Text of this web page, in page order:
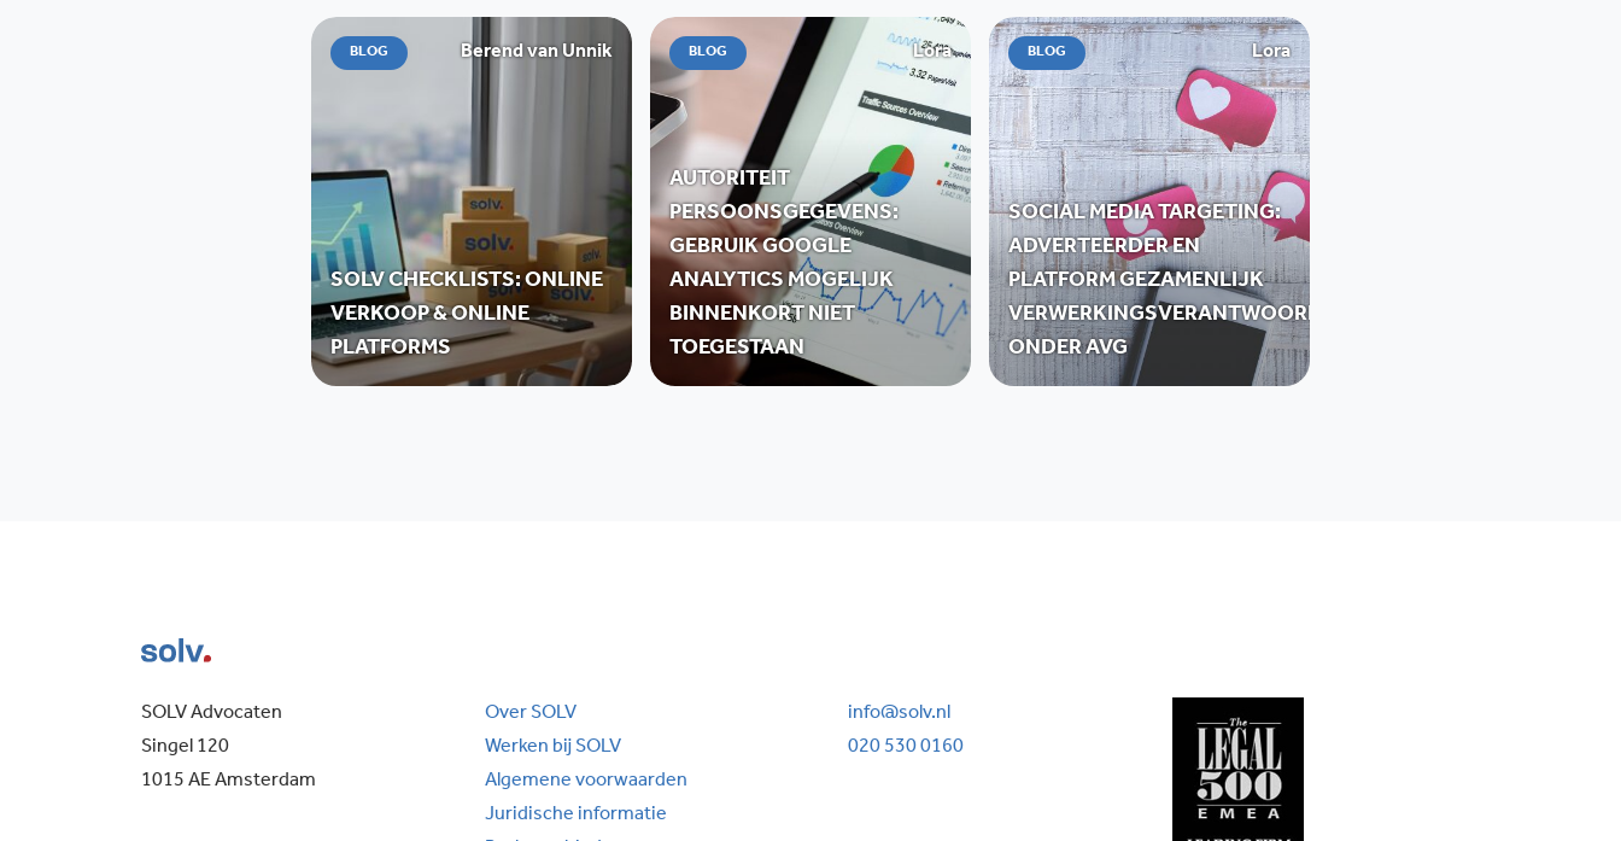
BLOG Berend van Unnik
SOLV CHECKLISTS: ONLINE
VERKOOP & ONLINE
PLATFORMS
BLOG Lora
AUTORITEIT
PERSOONSGEGEVENS:
GEBRUIK GOOGLE
ANALYTICS MOGELIJK
BINNENKORT NIET
TOEGESTAAN
BLOG Lora
SOCIAL MEDIA TARGETING:
ADVERTEERDER EN
PLATFORM GEZAMENLIJK
VERWERKINGSVERANTWOORDELIJKEN
ONDER AVG
SOLV Advocaten
Singel 120
1015 AE Amsterdam
Over SOLV
Werken bij SOLV
Algemene voorwaarden
Juridische informatie
info@solv.nl
020 530 0160